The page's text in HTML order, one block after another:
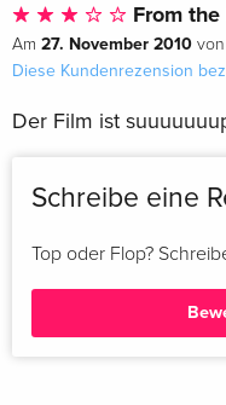
Limited Edition, Steelbook,
Blu-rays
Italienisch
From
Am 27. November 2010 von
Diese Kundenrezension
Der Film ist
Schreibe eine
Top oder Flop?